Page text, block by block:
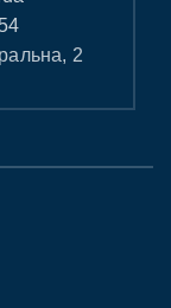
2